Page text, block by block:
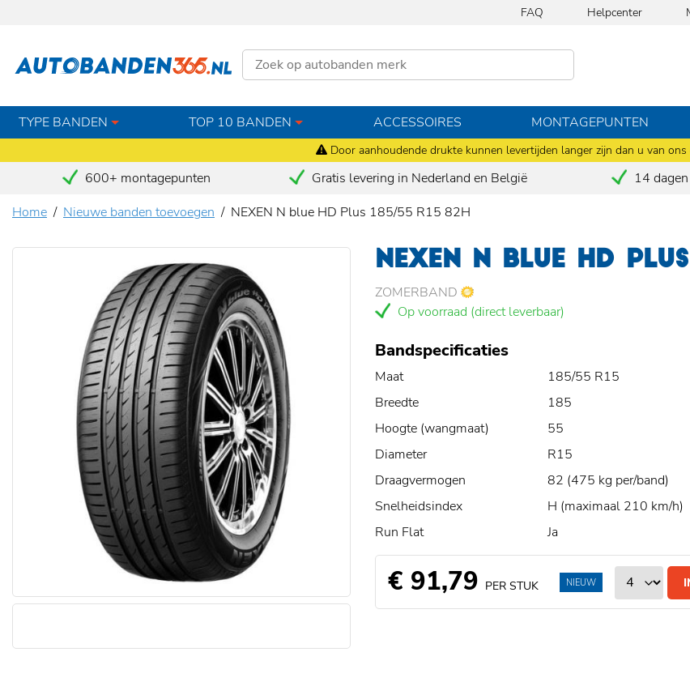
Door aanhoudende drukte kunnen levertijden langer zijn dan u van
FAQ Helpcenter
TYPE BANDEN TOP 10 BANDEN ACCESSOIRES MONTAGEPUNTEN
600+ montagepunten Gratis levering in Nederland en België 14
Home
Nieuwe banden toevoegen NEXEN N blue HD Plus 185/55 R15 82H
NEXEN N BLUE HD
ZOMERBAND
Op voorraad (direct leverbaar)
Bandspecificaties
Maat
185/55 R15
Breedte
185
Hoogte (wangmaat)
55
Diameter
R15
Draagvermogen
82 (475 kg per/band)
Snelheidsindex
H (maximaal 210 km/h)
Run Flat
Ja
€ 91,79 PER STUK NIEUW